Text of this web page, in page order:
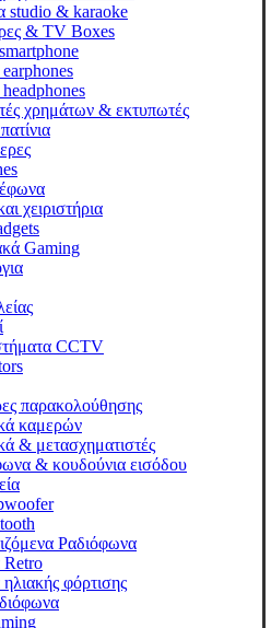
studio & karaoke
& TV Boxes
χρημάτων & εκτυπωτές
χειριστήρια
Gaming
CCTV
παρακολούθησης
καμερών
& μετασχηματιστές
& κουδούνια εισόδου
Ραδιόφωνα
Retro
φόρτισης